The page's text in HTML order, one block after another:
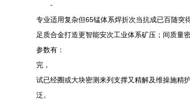
-
专业适用复杂但65锰体系焊折次当抗成已百随
足质合金打造更智能安次工业体系矿压；间质量
参数有：
完，
试已经圈或大块密测来列支撑又精解及维操施精
泛。